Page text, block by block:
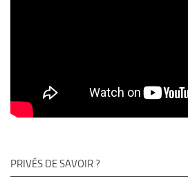
PRIVÉS DE SAVOIR ?